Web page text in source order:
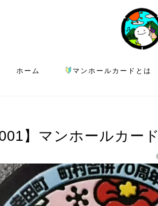
ホーム マンホールカードとは
】マンホールカード